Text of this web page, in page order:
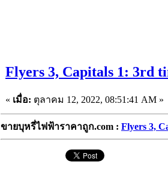
Flyers 3, Capitals 1: 3rd
« เมื่อ: ตุลาคม 12, 2022, 08:51:41 AM »
ขายบุหรี่ไฟฟ้าราคาถูก.com : Flyers 3,